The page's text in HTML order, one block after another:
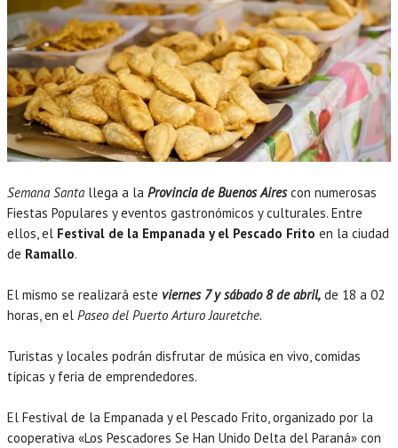
Semana Santa llega a la Provincia de Buenos Airescon numerosas
Fiestas Populares y eventos gastronómicos y culturales. Entre
ellos, el Festival de la Empanada y el Pescado Frito en la ciudad
de Ramallo.
El mismo se realizará este viernes 7 y sábado 8 de abril, de 18 a 02
horas, en el Paseo del Puerto Arturo Jauretche.
Turistas y locales podrán disfrutar de música en vivo, comidas
típicas y feria de emprendedores.
El Festival de la Empanada y el Pescado Frito, organizado por la
cooperativa «Los Pescadores Se Han Unido Delta del Paraná» con